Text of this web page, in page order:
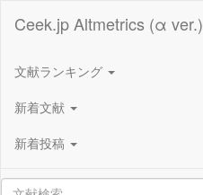
Ceek.jp Altmetrics (α ver.)
文献ランキング
新着文献
新着投稿